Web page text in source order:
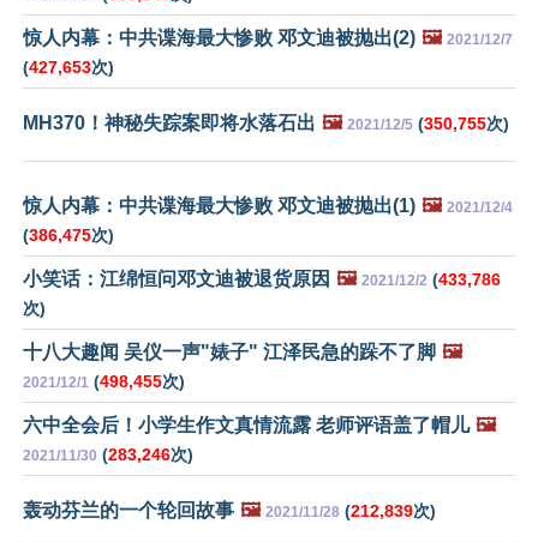
惊人内幕：中共谍海最大惨败 邓文迪被抛出(2) 🖼️ 2021/12/7
(427,653次)
MH370！神秘失踪案即将水落石出 🖼️ 2021/12/5 (350,755次)
惊人内幕：中共谍海最大惨败 邓文迪被抛出(1) 🖼️ 2021/12/4
(386,475次)
小笑话：江绵恒问邓文迪被退货原因 🖼️ 2021/12/2 (433,786
次)
十八大趣闻 吴仪一声"婊子" 江泽民急的跺不了脚 🖼️
2021/12/1 (498,455次)
六中全会后！小学生作文真情流露 老师评语盖了帽儿 🖼️
2021/11/30 (283,246次)
轰动芬兰的一个轮回故事 🖼️ 2021/11/28 (212,839次)